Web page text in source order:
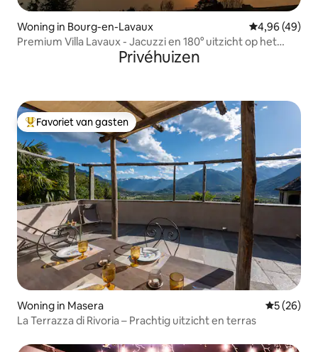
Woning in Bourg-en-Lavaux Gemiddelde
4,96 (49)
Premium Villa Lavaux - Jacuzzi en 180° uitzicht op het
Privéhuizen
Topfavoriet van gasten
Favoriet van gasten
Woning in Masera
5 (26)
La Terrazza di Rivoria – Prachtig uitzicht en terras